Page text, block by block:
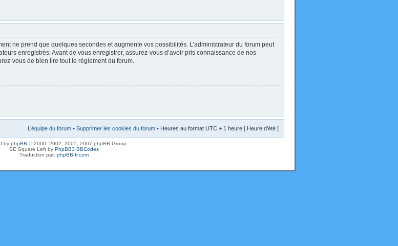
ne prend que quelques secondes et augmente vos possibilités. L’administrateur du forum peut
enregistrés. Avant de vous enregistrer, assurez-vous d’avoir pris connaissance de nos
vous de bien lire tout le règlement du forum.
L’équipe du forum • Supprimer les cookies du forum • Heures au format UTC + 1 heure [ Heure d’été ]
by phpBB © 2000, 2002, 2005, 2007 phpBB Group
SE Square Left by PhpBB3 BBCodes
Traduction par: phpBB-fr.com